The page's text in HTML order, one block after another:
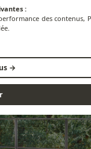
:
des contenus,
→